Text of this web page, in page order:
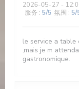
2026-05-27 -
服务 : 5/5 氛围 : 5/
le service a
,mais je m
gastronomique.